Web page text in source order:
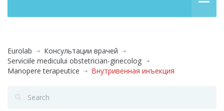
Eurolab
Консультации врачей
Serviciile medicului obstetrician-ginecolog
Manopere terapeutice
Внутривенная инъекция